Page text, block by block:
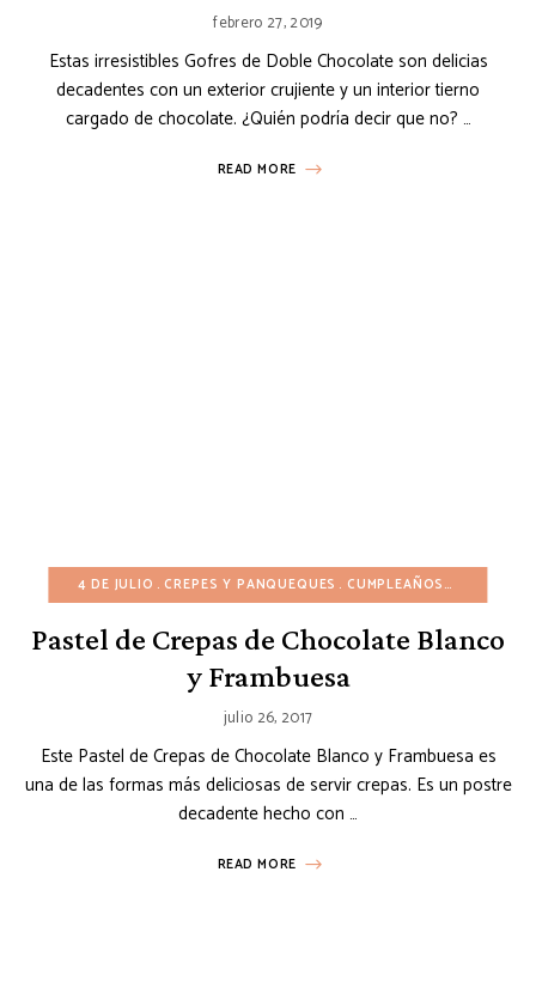
febrero 27, 2019
Estas irresistibles Gofres de Doble Chocolate son delicias
decadentes con un exterior crujiente y un interior tierno
cargado de chocolate. ¿Quién podría decir que no? …
READ MORE
4 DE JULIO CREPES Y PANQUEQUES CUMPLEAÑOS
Pastel de Crepas de Chocolate Blanco
y Frambuesa
julio 26, 2017
Este Pastel de Crepas de Chocolate Blanco y Frambuesa es
una de las formas más deliciosas de servir crepas. Es un postre
decadente hecho con …
READ MORE